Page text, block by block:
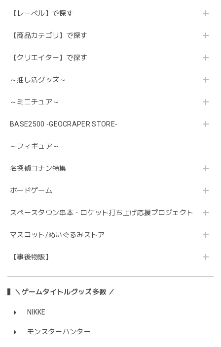
【レーベル】で探す
【商品カテゴリ】で探す
【クリエイター】で探す
～推し活グッズ～
～ミニチュア～
BASE2500 -GEOCRAPER STORE-
～フィギュア～
名探偵コナン特集
ボードゲーム
スペースタウン串本・ロケット打ち上げ応援プロジェクト
マスコット/ぬいぐるみストア
【事後物販】
＼ゲームタイトルグッズ多数 ／
NIKKE
モンスターハンター